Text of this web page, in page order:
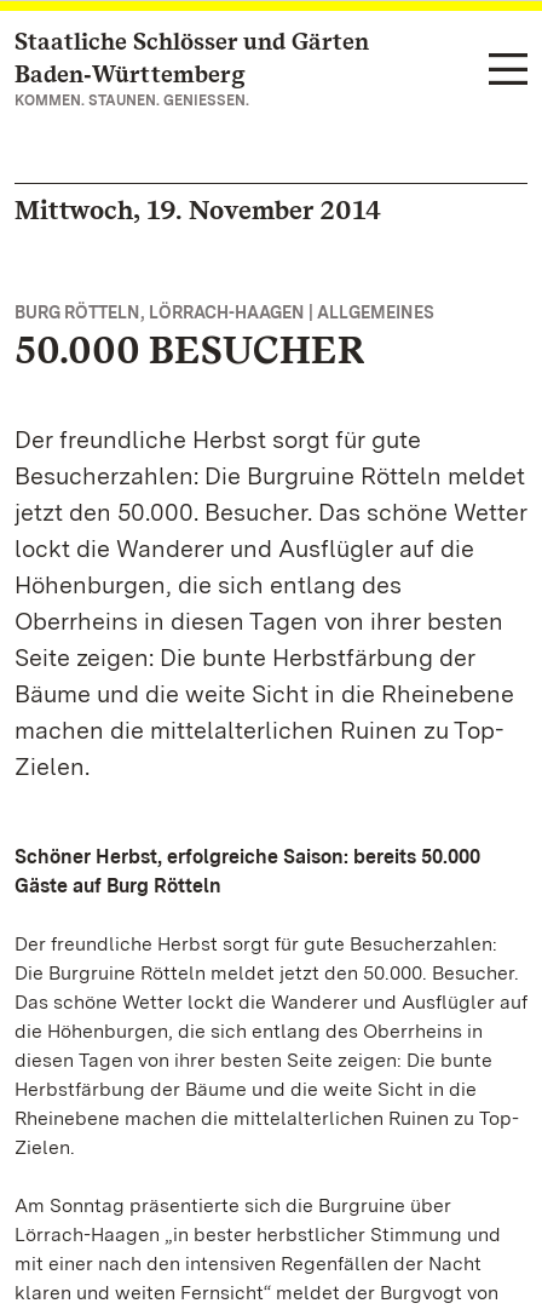
Zum Hauptinhalt springen
Staatliche Schlösser und Gärten
Baden‑Württemberg
KOMMEN. STAUNEN. GENIESSEN.
Mittwoch, 19. November 2014
BURG RÖTTELN, LÖRRACH-HAAGEN | ALLGEMEINES
50.000 BESUCHER
Der freundliche Herbst sorgt für gute
Besucherzahlen: Die Burgruine Rötteln meldet
jetzt den 50.000. Besucher. Das schöne Wetter
lockt die Wanderer und Ausflügler auf die
Höhenburgen, die sich entlang des
Oberrheins in diesen Tagen von ihrer besten
Seite zeigen: Die bunte Herbstfärbung der
Bäume und die weite Sicht in die Rheinebene
machen die mittelalterlichen Ruinen zu Top-
Zielen.
Schöner Herbst, erfolgreiche Saison: bereits 50.000
Gäste auf Burg Rötteln
Der freundliche Herbst sorgt für gute Besucherzahlen:
Die Burgruine Rötteln meldet jetzt den 50.000. Besucher.
Das schöne Wetter lockt die Wanderer und Ausflügler auf
die Höhenburgen, die sich entlang des Oberrheins in
diesen Tagen von ihrer besten Seite zeigen: Die bunte
Herbstfärbung der Bäume und die weite Sicht in die
Rheinebene machen die mittelalterlichen Ruinen zu Top-
Zielen.
Am Sonntag präsentierte sich die Burgruine über
Lörrach-Haagen „in bester herbstlicher Stimmung und
mit einer nach den intensiven Regenfällen der Nacht
klaren und weiten Fernsicht“ meldet der Burgvogt von